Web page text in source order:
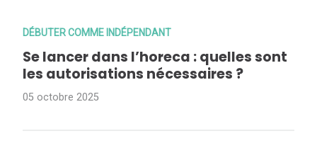
DÉBUTER COMME INDÉPENDANT
Se lancer dans l’horeca : quelles sont
les autorisations nécessaires ?
05 octobre 2025